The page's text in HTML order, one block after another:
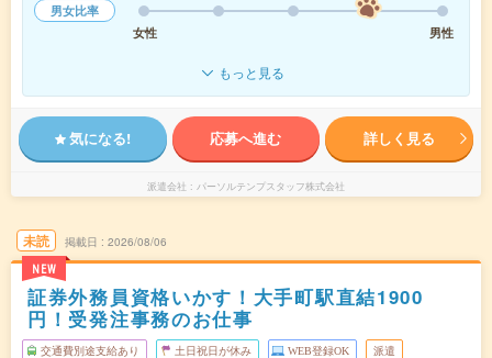
男女比率
女性
男性
もっと見る
気になる! 応募へ進む 詳しく見る
派遣会社 パーソルテンプスタッフ株式会社
未読
NEW
掲載日 2026/08/06
証券外務員資格いかす！大手町駅直結1900
円！受発注事務のお仕事
交通費別途支給あり 土日祝日が休み WEB登録OK 派遣